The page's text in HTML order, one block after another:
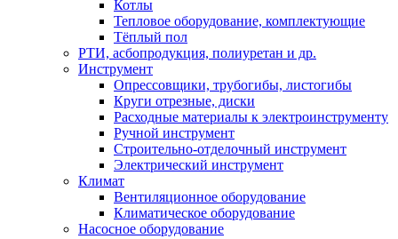
Котлы
Тепловое оборудование, комплектующие
Тёплый пол
РТИ, асбопродукция, полиуретан и др.
Инструмент
Опрессовщики, трубогибы, листогибы
Круги отрезные, диски
Расходные материалы к электроинструменту
Ручной инструмент
Строительно-отделочный инструмент
Электрический инструмент
Климат
Вентиляционное оборудование
Климатическое оборудование
Насосное оборудование